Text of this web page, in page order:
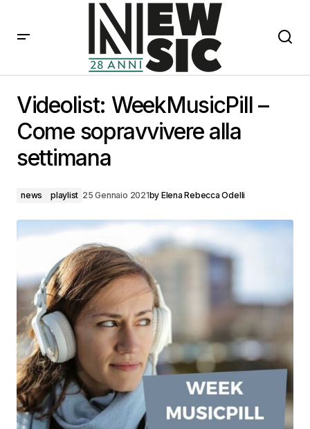
settimana
Videolist: WeekMusicPill –
Come sopravvivere alla
settimana
news playlist 25 Gennaio 2021by Elena Rebecca Odelli